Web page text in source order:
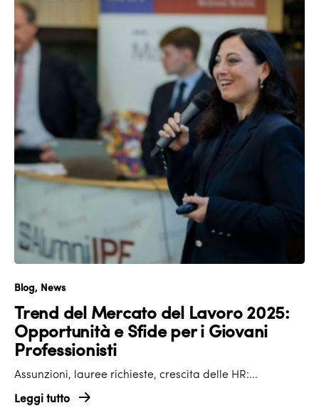
Blog News
Trend del Mercato del Lavoro 2025:
Opportunità e Sfide per i Giovani
Professionisti
Assunzioni, lauree richieste, crescita delle HR:...
Leggi tutto